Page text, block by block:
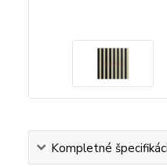
Kompletné